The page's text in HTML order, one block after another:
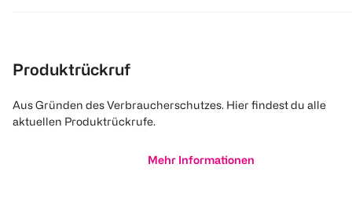
Produktrückruf
Aus Gründen des Verbraucherschutzes. Hier findest du alle
aktuellen Produktrückrufe.
Mehr Informationen